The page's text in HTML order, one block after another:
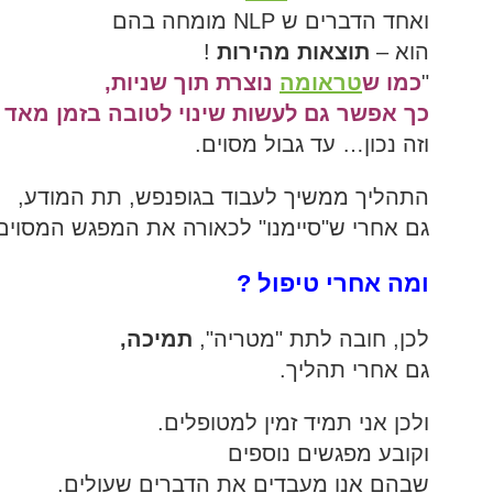
ואחד הדברים ש NLP מומחה בהם
הוא – תוצאות מהירות!
"כמו שטראומה נוצרת תוך שניות,
כך אפשר גם לעשות שינוי לטובה בזמן
וזה נכון… עד גבול מסוים.
התהליך ממשיך לעבוד בגופנפש, תת המודע,
גם אחרי ש"סיימנו" לכאורה את המפגש
ומה אחרי טיפול ?
לכן, חובה לתת "מטריה", תמיכה,
גם אחרי תהליך.
ולכן אני תמיד זמין למטופלים.
וקובע מפגשים נוספים
שבהם אנו מעבדים את הדברים שעולים.